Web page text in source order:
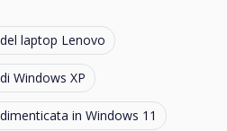
laptop Lenovo
Windows XP
in Windows 11